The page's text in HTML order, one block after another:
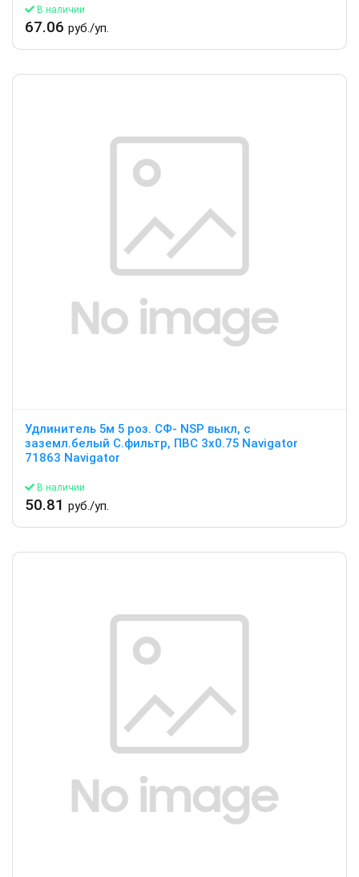
В наличии
67.06 руб./уп.
Удлинитель 5м 5 роз. СФ- NSP выкл, с
заземл.белый С.фильтр, ПВС 3х0.75 Navigator
71863 Navigator
В наличии
50.81 руб./уп.